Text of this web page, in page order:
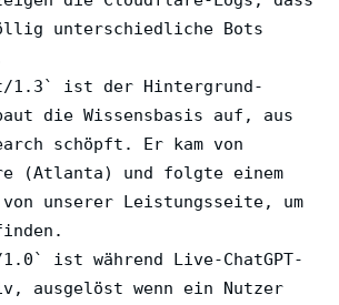
unterschiedliche Bots
1.3` ist der Hintergrund-
die Wissensbasis auf, aus
schöpft. Er kam von
(Atlanta) und folgte einem
unserer Leistungsseite, um
1.0` ist während Live-ChatGPT-
ausgelöst wenn ein Nutzer